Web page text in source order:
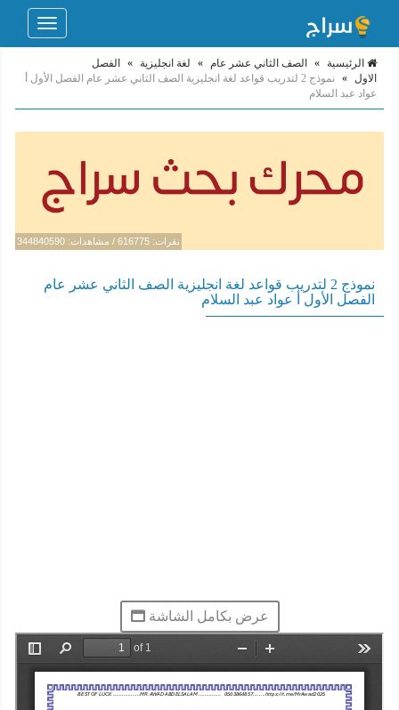
Toggle
الرئيسية » الصف الثاني عشر عام » لغة انجليزية »
الفصل
الاول »
نموذج 2 لتدريب قواعد لغة انجليزية الصف الثاني عشر عام الفصل الأول أ
عواد عبد السلام
نقرات: 616775 / مشاهدات: 344840590
نموذج 2 لتدريب قواعد لغة انجليزية الصف الثاني عشر عام
الفصل الأول أ عواد عبد السلام
عرض بكامل الشاشة